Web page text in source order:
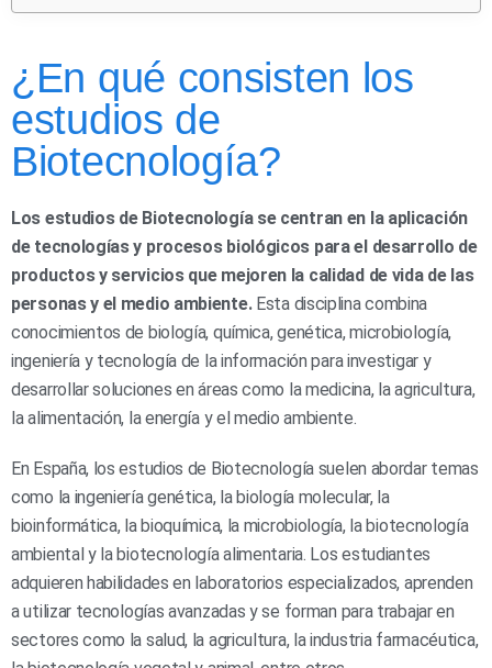
¿En qué consisten los
estudios de
Biotecnología?
Los estudios de Biotecnología se centran en la aplicación
de tecnologías y procesos biológicos para el desarrollo de
productos y servicios que mejoren la calidad de vida de las
personas y el medio ambiente.Esta disciplina combina
conocimientos de biología, química, genética, microbiología,
ingeniería y tecnología de la información para investigar y
desarrollar soluciones en áreas como la medicina, la agricultura,
la alimentación, la energía y el medio ambiente.
En España, los estudios de Biotecnología suelen abordar temas
como la ingeniería genética, la biología molecular, la
bioinformática, la bioquímica, la microbiología, la biotecnología
ambiental y la biotecnología alimentaria. Los estudiantes
adquieren habilidades en laboratorios especializados, aprenden
a utilizar tecnologías avanzadas y se forman para trabajar en
sectores como la salud, la agricultura, la industria farmacéutica,